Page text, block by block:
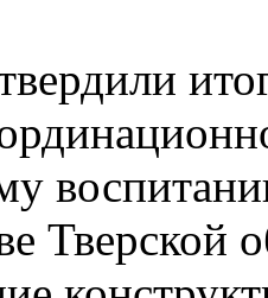
Тверской